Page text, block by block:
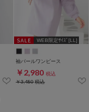
WEB限定ｻｲｽﾞ[LL]
袖パールワンピース
￥2,980 税込
￥3,480税込